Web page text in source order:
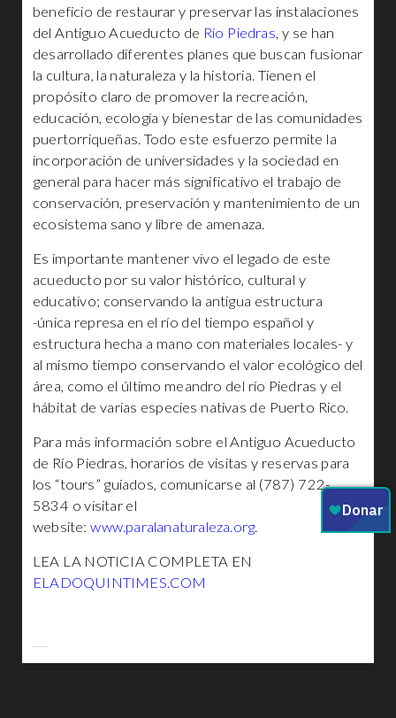
beneficio de restaurar y preservar las instalaciones
del Antiguo Acueducto de Río Piedras, y se han
desarrollado diferentes planes que buscan fusionar
la cultura, la naturaleza y la historia. Tienen el
propósito claro de promover la recreación,
educación, ecología y bienestar de las comunidades
puertorriqueñas. Todo este esfuerzo permite la
incorporación de universidades y la sociedad en
general para hacer más significativo el trabajo de
conservación, preservación y mantenimiento de un
ecosistema sano y libre de amenaza.
Es importante mantener vivo el legado de este
acueducto por su valor histórico, cultural y
educativo; conservando la antigua estructura
-única represa en el río del tiempo español y
estructura hecha a mano con materiales locales- y
al mismo tiempo conservando el valor ecológico del
área, como el último meandro del río Piedras y el
hábitat de varias especies nativas de Puerto Rico.
Para más información sobre el Antiguo Acueducto
de Río Piedras, horarios de visitas y reservas para
los “tours” guiados, comunicarse al (787) 722-
5834 o visitar el
website:www.paralanaturaleza.org.
LEA LA NOTICIA COMPLETA EN
ELADOQUINTIMES.COM